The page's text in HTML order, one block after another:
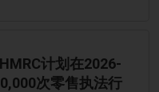
计划在2026-
次零售执法行